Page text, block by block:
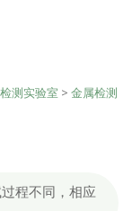
测实验室 > 金属检测
程不同，相应